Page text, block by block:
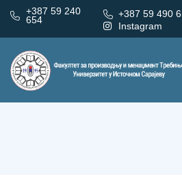
+387 59 240
654
+387 59 490
Instagram
Катедре